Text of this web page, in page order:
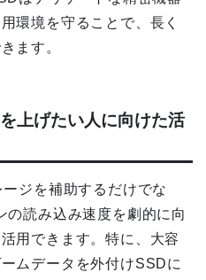
環境を守ることで、長く
ます。
上げたい人に向けた活
ジを補助するだけでな
の読み込み速度を劇的に向
用できます。特に、大容
ムデータを外付けSSDに